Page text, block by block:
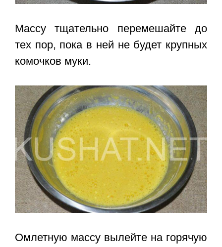
Массу тщательно перемешайте до
тех пор, пока в ней не будет крупных
комочков муки.
Омлетную массу вылейте на горячую